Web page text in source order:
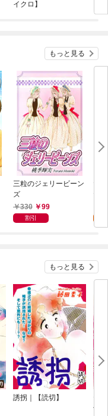
イクロ】
もっと見る
三粒のジェリービーン
ズ
330
99
割引
た
だ
もっと見る
誘拐｜【読切】
切】